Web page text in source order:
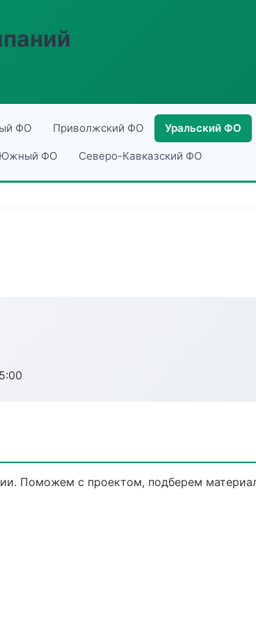
ФО Приволжский ФО Уральский ФО
Южный ФО Северо-Кавказский ФО
Поможем с проектом, подберем